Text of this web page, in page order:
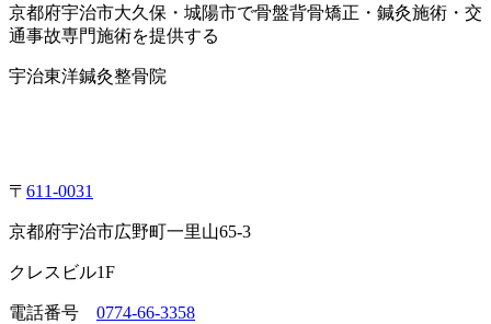
京都府宇治市大久保・城陽市で骨盤背骨矯正・鍼灸施術・交
通事故専門施術を提供する
宇治東洋鍼灸整骨院
〒 611-0031
京都府宇治市広野町一里山65-3
クレスビル1F
電話番号 0774-66-3358